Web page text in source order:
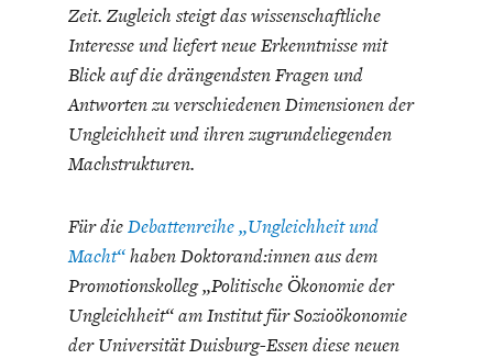
INDUSTRIEPOLITIK
ENERGIE & UMWELT
Zeit. Zugleich steigt das wissenschaftliche
Interesse und liefert neue Erkenntnisse mit
Blick auf die drängendsten Fragen und
Antworten zu verschiedenen Dimensionen der
Ungleichheit und ihren zugrundeliegenden
Machstrukturen.
Für dieDebattenreihe „Ungleichheit und
Macht“haben Doktorand:innen aus dem
Promotionskolleg „Politische Ökonomie der
Ungleichheit“ am Institut für Sozioökonomie
der Universität Duisburg-Essen diese neuen